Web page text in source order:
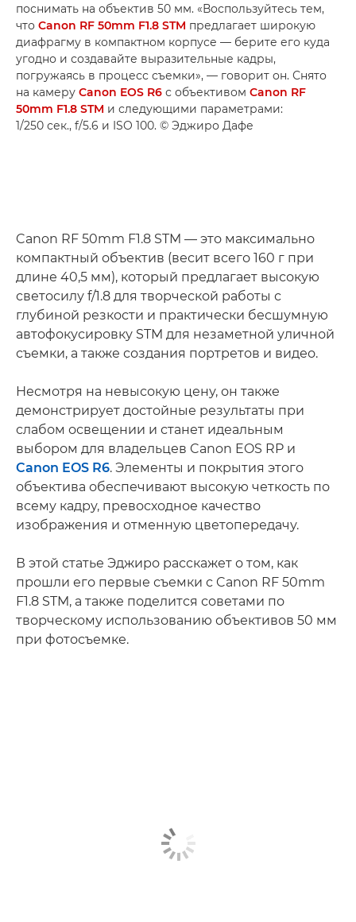
поснимать на объектив 50 мм. «Воспользуйтесь тем,
что Canon RF 50mm F1.8 STM предлагает широкую
диафрагму в компактном корпусе — берите его куда
угодно и создавайте выразительные кадры,
погружаясь в процесс съемки», — говорит он. Снято
на камеру Canon EOS R6 с объективом Canon RF
50mm F1.8 STM и следующими параметрами:
1/250 сек., f/5.6 и ISO 100. © Эджиро Дафе
Canon RF 50mm F1.8 STM — это максимально
компактный объектив (весит всего 160 г при
длине 40,5 мм), который предлагает высокую
светосилу f/1.8 для творческой работы с
глубиной резкости и практически бесшумную
автофокусировку STM для незаметной уличной
съемки, а также создания портретов и видео.
Несмотря на невысокую цену, он также
демонстрирует достойные результаты при
слабом освещении и станет идеальным
выбором для владельцев Canon EOS RP и
Canon EOS R6. Элементы и покрытия этого
объектива обеспечивают высокую четкость по
всему кадру, превосходное качество
изображения и отменную цветопередачу.
В этой статье Эджиро расскажет о том, как
прошли его первые съемки с Canon RF 50mm
F1.8 STM, а также поделится советами по
творческому использованию объективов 50 мм
при фотосъемке.